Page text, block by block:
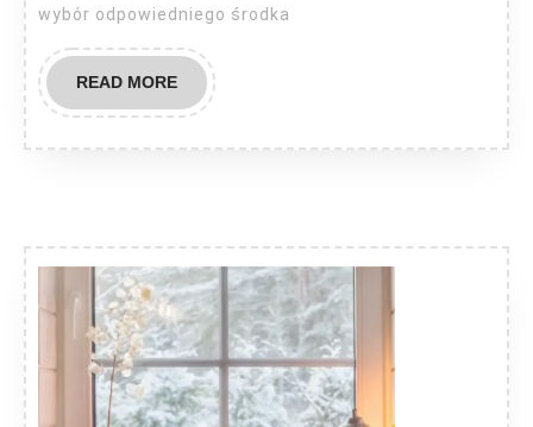
wybór odpowiedniego środka
READ MOREREAD
MORE